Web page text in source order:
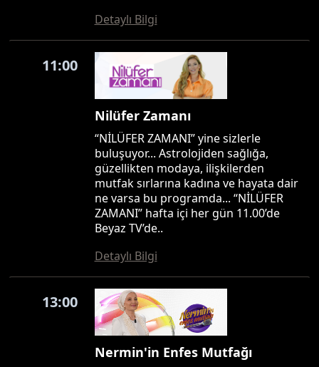
Detaylı Bilgi
11:00
Nilüfer Zamanı
“NİLÜFER ZAMANI” yine sizlerle
buluşuyor... Astrolojiden sağlığa,
güzellikten modaya, ilişkilerden
mutfak sırlarına kadına ve hayata dair
ne varsa bu programda... “NİLÜFER
ZAMANI” hafta içi her gün 11.00’de
Beyaz TV’de..
Detaylı Bilgi
13:00
Nermin'in Enfes Mutfağı